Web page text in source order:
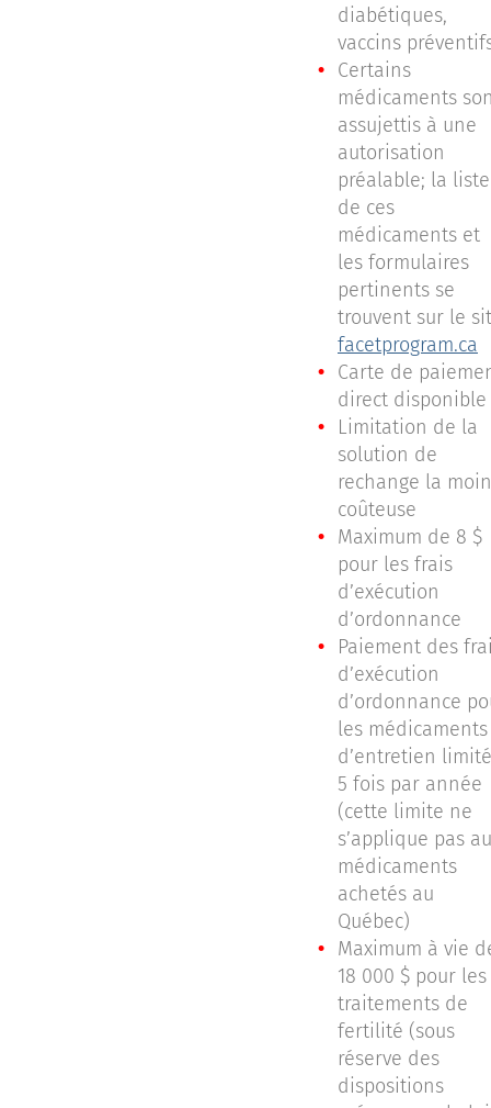
diabétiques,
vaccins
Certains
médicaments
assujettis à une
autorisation
préalable; la liste
de ces
médicaments et
les formulaires
pertinents se
trouvent sur le
facetprogram.ca
Carte de
direct disponible
Limitation de la
solution de
rechange la
coûteuse
Maximum de 8 $
pour les frais
d’exécution
d’ordonnance
Paiement des
d’exécution
d’ordonnance
les médicaments
d’entretien
5 fois par année
(cette limite ne
s’applique pas
médicaments
achetés au
Québec)
Maximum à vie
18 000 $ pour les
traitements de
fertilité (sous
réserve des
dispositions